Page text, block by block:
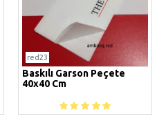
red23
Baskılı Garson Peçete
40x40 Cm